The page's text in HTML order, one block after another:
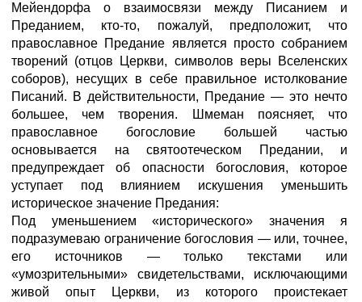
Мейендорфа о взаимосвязи между Писанием и
Преданием, кто-то, пожалуй, предположит, что
православное Предание является просто собранием
творений (отцов Церкви, символов веры Вселенских
соборов), несущих в себе правильное истолкование
Писаний. В действительности, Предание — это нечто
большее, чем творения. Шмеман поясняет, что
православное богословие большей частью
основывается на святоотеческом Предании, и
предупреждает об опасности богословия, которое
уступает под влиянием искушения уменьшить
историческое значение Предания:
Под уменьшением «исторического» значения я
подразумеваю ограничение богословия — или, точнее,
его источников — только текстами или
«умозрительными» свидетельствами, исключающими
живой опыт Церкви, из которого проистекает